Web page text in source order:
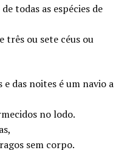
todas as espécies de
três ou sete céus ou
e das noites é um navio a
no lodo.
sem corpo.